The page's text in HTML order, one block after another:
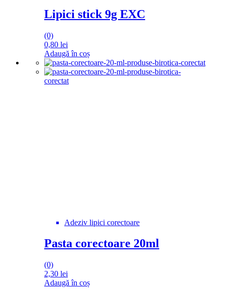
Lipici stick 9g EXC
(0)
0,80 lei
Adaugă în coș
Adeziv lipici corectoare
Pasta corectoare 20ml
(0)
2,30 lei
Adaugă în coș